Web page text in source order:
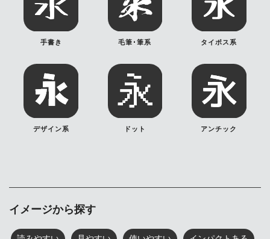
手書き 毛筆･筆系 タイポス系
デザイン系 ドット アンチック
イメージから探す